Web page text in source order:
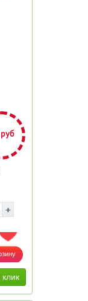
ДОБАВИТЬ В ИЗБРАННОЕ